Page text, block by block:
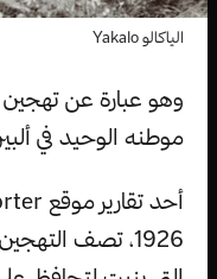
الياكالو Yakalo
وهو عبارة عن تهجين
موطنه الوحيد في
1926، تصف